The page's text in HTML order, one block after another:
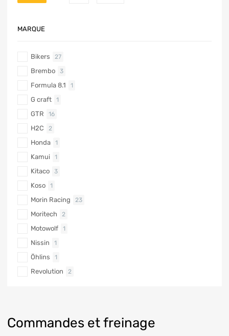
Commandes et freinage
MARQUE
Bikers 27
Brembo 3
Formula 8.1 1
G craft 1
GTR 16
H2C 2
Honda 1
Kamui 1
Kitaco 3
Koso 1
Morin Racing 23
Moritech 2
Motowolf 1
Nissin 1
Öhlins 1
Revolution 2